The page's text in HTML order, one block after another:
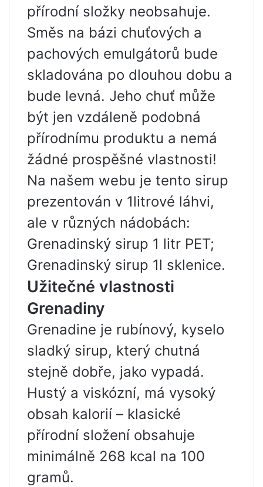
přírodní složky neobsahuje.
Směs na bázi chuťových a
pachových emulgátorů bude
skladována po dlouhou dobu a
bude levná. Jeho chuť může
být jen vzdáleně podobná
přírodnímu produktu a nemá
žádné prospěšné vlastnosti!
Na našem webu je tento sirup
prezentován v 1litrové láhvi,
ale v různých nádobách:
Grenadinský sirup 1 litr PET;
Grenadinský sirup 1l sklenice.
Užitečné vlastnosti
Grenadiny
Grenadine je rubínový, kyselo
sladký sirup, který chutná
stejně dobře, jako vypadá.
Hustý a viskózní, má vysoký
obsah kalorií – klasické
přírodní složení obsahuje
minimálně 268 kcal na 100
gramů.